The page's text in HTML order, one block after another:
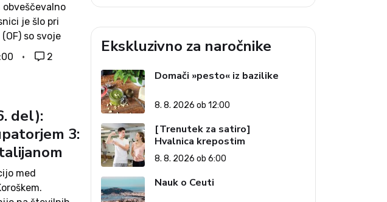
je šlo pri
so svoje
v taborišča. S
2
del):
3:
med
Ekskluzivno za naročnike
Domači »pesto« iz bazilike
8. 8. 2026 ob 12:00
[Trenutek za satiro]
Hvalnica krepostim
8. 8. 2026 ob 6:00
Nauk o Ceuti